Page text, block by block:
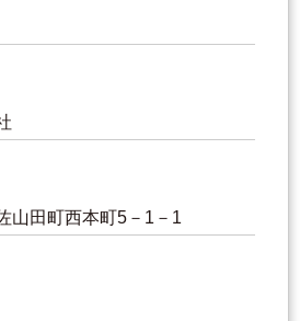
山田町西本町5－1－1